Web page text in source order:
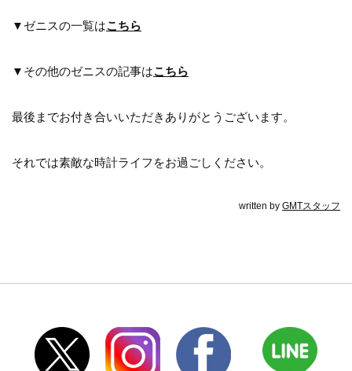
▼ゼニスの一覧はこちら
▼その他のゼニスの記事はこちら
最後までお付き合いいただきありがとうございます。
それでは素敵な時計ライフをお過ごしください。
written by GMTスタッフ